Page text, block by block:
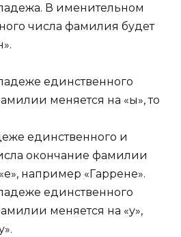
В именительном
числа фамилия будет
единственного
меняется на «ы», то
единственного и
окончание фамилии
например «Гаррене».
единственного
меняется на «у»,